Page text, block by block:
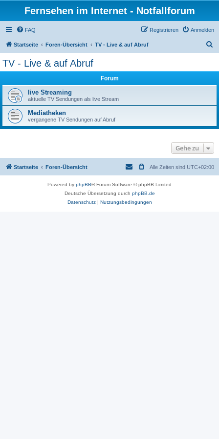
Fernsehen im Internet - Notfallforum
FAQ Anmelden
Registrieren
Startseite Foren-Übersicht TV - Live & auf Abruf
TV - Live & auf Abruf
Forum
live Streaming
aktuelle TV Sendungen als live Stream
Mediatheken
vergangene TV Sendungen auf Abruf
Gehe zu
Startseite Foren-Übersicht Alle Zeiten sind UTC+02:00
Powered by phpBB® Forum Software © phpBB Limited
Deutsche Übersetzung durch phpBB.de
Datenschutz| Nutzungsbedingungen